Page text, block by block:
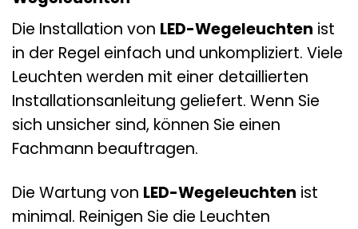
Die Installation von LED-Wegeleuchten ist
in der Regel einfach und unkompliziert. Viele
Leuchten werden mit einer detaillierten
Installationsanleitung geliefert. Wenn Sie
sich unsicher sind, können Sie einen
Fachmann beauftragen.
Die Wartung von LED-Wegeleuchten ist
minimal. Reinigen Sie die Leuchten